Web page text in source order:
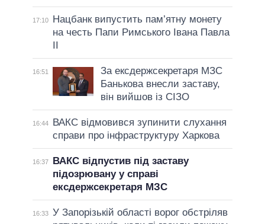
17:10
Нацбанк випустить пам’ятну монету
на честь Папи Римського Івана Павла
II
16:51
За ексдержсекретаря МЗС
Банькова внесли заставу,
він вийшов із СІЗО
16:44
ВАКС відмовився зупинити слухання
справи про інфраструктуру Харкова
16:37
ВАКС відпустив під заставу
підозрювану у справі
ексдержсекретаря МЗС
16:33 У Запорізькій області ворог обстріляв